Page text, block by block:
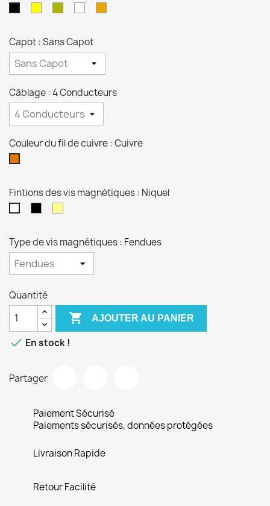
Capot : Sans Capot
Câblage : 4 Conducteurs
Couleur du fil de cuivre : Cuivre
Fintions des vis magnétiques : Niquel
Type de vis magnétiques : Fendues
Quantité
 AJOUTER AU PANIER
 En stock !
Partager
Paiement Sécurisé
Paiements sécurisés, données protégées
Livraison Rapide
Retour Facilité